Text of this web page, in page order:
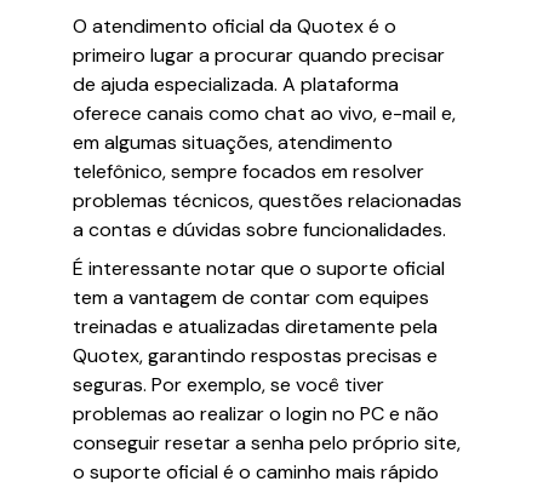
O atendimento oficial da Quotex é o
primeiro lugar a procurar quando precisar
de ajuda especializada. A plataforma
oferece canais como chat ao vivo, e-mail e,
em algumas situações, atendimento
telefônico, sempre focados em resolver
problemas técnicos, questões relacionadas
a contas e dúvidas sobre funcionalidades.
É interessante notar que o suporte oficial
tem a vantagem de contar com equipes
treinadas e atualizadas diretamente pela
Quotex, garantindo respostas precisas e
seguras. Por exemplo, se você tiver
problemas ao realizar o login no PC e não
conseguir resetar a senha pelo próprio site,
o suporte oficial é o caminho mais rápido